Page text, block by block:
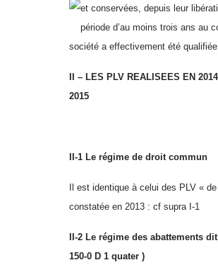
et conservées, depuis leur
période d’au moins trois ans au
société a effectivement été
II – LES PLV REALISEES EN
2015
II-1 Le régime de droit commun
Il est identique à celui des PLV «
constatée en 2013 : cf supra I-1
II-2 Le régime des abattements
150-0 D 1 quater )